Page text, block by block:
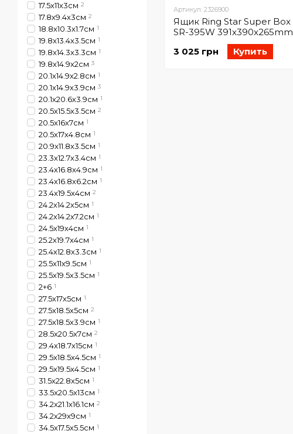
Артикул: 2326900
Ящик Ring Star Super Box
SR-395W 391x390x265mm
Clear (2326900)
3 025 грн Купить
17.5х11х3см 2
17.8х9.4х3см 2
18.8х10.3х1.7см 1
19.8x13.4x3.5см 1
19.8x14.3x3.3см 1
19.8х14.9х2см 3
20.1х14.9х2.8см 1
20.1х14.9х3.9см 3
20.1х20.6х3.9см 1
20.5х15.5х3.5см 2
20.5x16x7см 1
20.5х17х4.8см 1
20.9x11.8x3.5см 1
23.3х12.7х3.4см 1
23.4х16.8х4.9см 1
23.4х16.8х6.2см 1
23.4х19.5х4см 2
24.2х14.2х5см 1
24.2х14.2х7.2см 1
24.5х19х4см 1
25.2х19.7х4см 1
25.4х12.8х3.3см 1
25.5x11x9.5см 1
25.5х19.5х3.5см 1
2+6 1
27.5х17х5см 1
27.5х18.5х5см 2
27.5х18.5х3.9см 1
28.5х20.5х7см 2
29.4х18.7х15см 1
29.5х18.5х4.5см 1
29.5х19.5х4.5см 1
31.5х22.8х5см 1
33.5x20.5x13см 1
34.2х21.1х16.1см 2
34.2х29х9см 1
34.5х17.5х5.5см 1